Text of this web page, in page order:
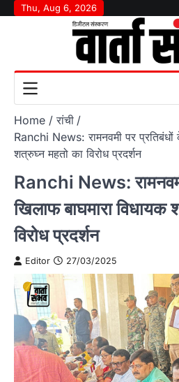
SkipThu, Aug 6, 2026
Home
रांची
Ranchi News: रामनवमी पर प्रतिबंधों
शत्रुघ्न महतो का विरोध प्रदर्शन
Ranchi News:
खिलाफ बाघमारा विधायक
विरोध प्रदर्शन
Editor 27/03/2025